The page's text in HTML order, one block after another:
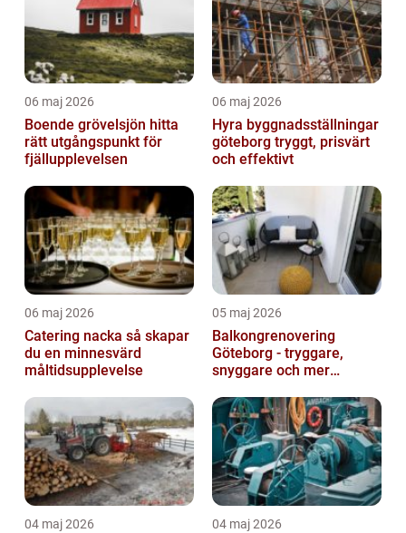
06 maj 2026
Boende grövelsjön hitta
rätt utgångspunkt för
fjällupplevelsen
06 maj 2026
Hyra byggnadsställningar
göteborg tryggt, prisvärt
och effektivt
06 maj 2026
Catering nacka så skapar
du en minnesvärd
måltidsupplevelse
05 maj 2026
Balkongrenovering
Göteborg - tryggare,
snyggare och mer
04 maj 2026 04 maj 2026